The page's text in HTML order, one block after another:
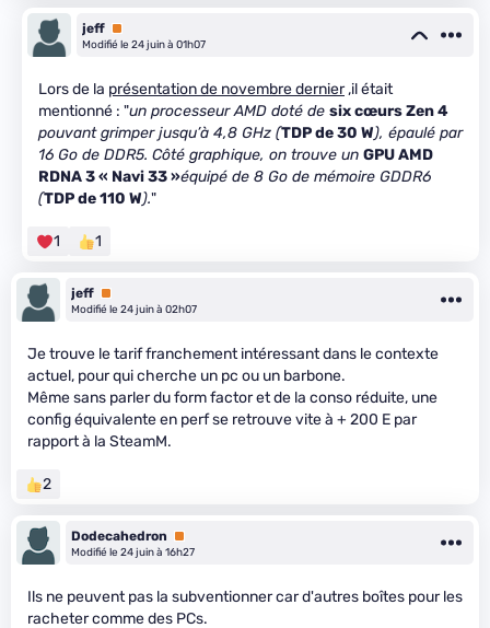
jeff Premium
Modifié le 24 juin à 01h07
Lors de la présentation de novembre dernier,il était
mentionné : "un processeur AMD doté de six cœurs Zen 4
pouvant grimper jusqu’à 4,8 GHz (TDP de 30 W), épaulé par
16 Go de DDR5. Côté graphique, on trouve un GPU AMD
RDNA 3 « Navi 33 »équipé de 8 Go de mémoire GDDR6
(TDP de 110 W)."
1 1
jeff Premium
Modifié le 24 juin à 02h07
Je trouve le tarif franchement intéressant dans le contexte
actuel, pour qui cherche un pc ou un barbone.
Même sans parler du form factor et de la conso réduite, une
config équivalente en perf se retrouve vite à + 200 E par
rapport à la SteamM.
2
Dodecahedron
Premium
Modifié le 24 juin à 16h27
Ils ne peuvent pas la subventionner car d'autres boîtes pour les
racheter comme des PCs.